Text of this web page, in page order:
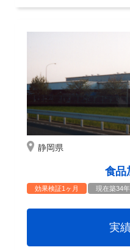
静岡県
食品
効果検証1ヶ月 現在築34年
実